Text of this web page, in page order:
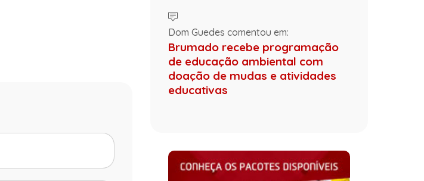
Dom Guedes comentou em:
Brumado recebe programação
de educação ambiental com
doação de mudas e atividades
educativas